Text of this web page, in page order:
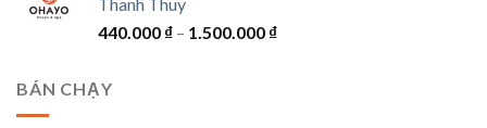
440.000 ₫ – 1.500.000 ₫Khoảng
BÁN CHẠY